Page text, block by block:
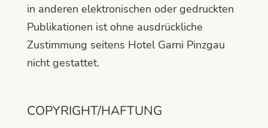
in anderen elektronischen oder gedruckten
Publikationen ist ohne ausdrückliche
Zustimmung seitens Hotel Garni Pinzgau
nicht gestattet.
COPYRIGHT/HAFTUNG